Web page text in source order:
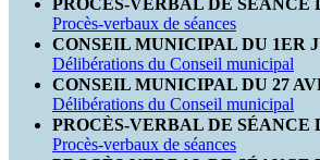
PROCÈS-VERBAL DE SÉANCE
Procès-verbaux de séances
CONSEIL MUNICIPAL DU 1ER
Délibérations du Conseil municipal
CONSEIL MUNICIPAL DU 27
Délibérations du Conseil municipal
PROCÈS-VERBAL DE SÉANCE
Procès-verbaux de séances